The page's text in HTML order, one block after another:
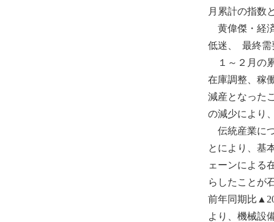
月累計の指数
黄偉傑・経
低迷、 最終需
１～２月の
在庫調整、稼
減産となった
の減少により
伝統産業に
とにより、基
ェーンによる
らしたことが
前年同期比
より、機械設